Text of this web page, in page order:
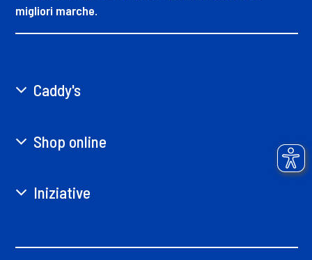
migliori marche.
Caddy's
Shop online
Iniziative